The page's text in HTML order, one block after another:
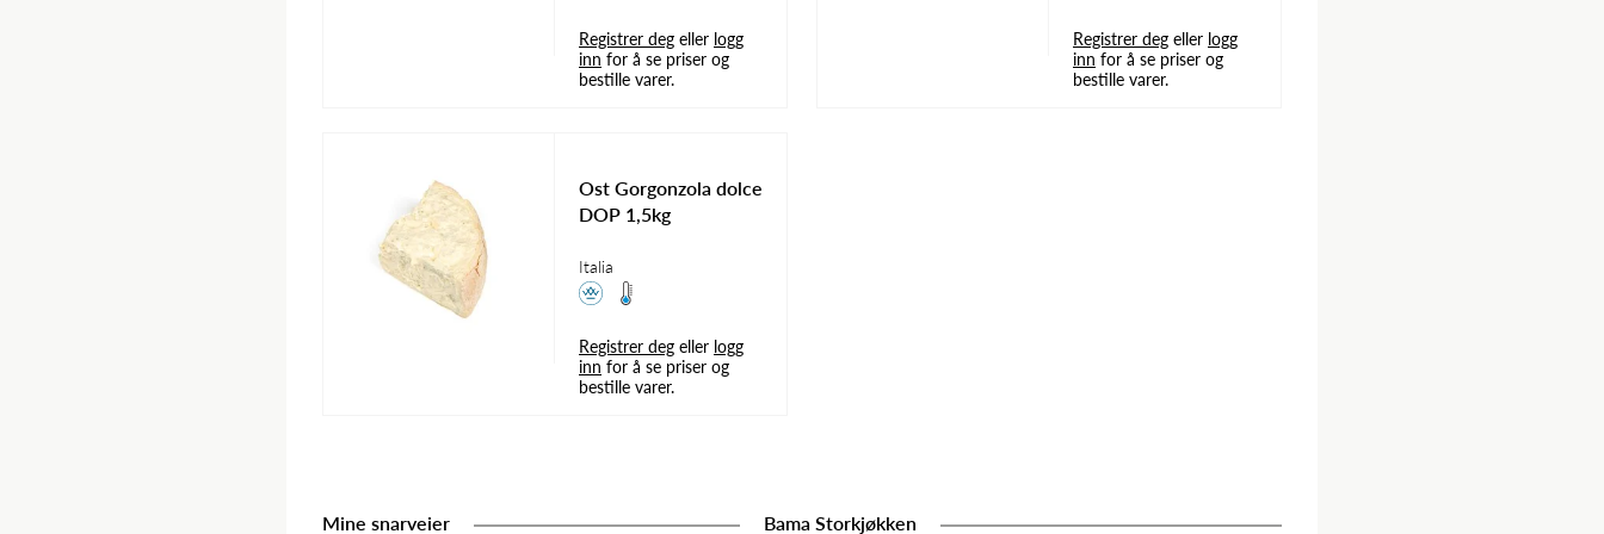
Registrer deg eller logg
inn for å se priser og
bestille varer.
Registrer deg eller logg
inn for å se priser og
bestille varer.
Ost Gorgonzola dolce
DOP 1,5kg
Italia
Registrer deg eller logg
inn for å se priser og
bestille varer.
Mine snarveier Bama Storkjøkken